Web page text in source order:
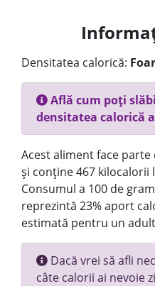
Densitatea calorică:
Află cum poți
densitatea calorică
Acest aliment face
și conține 467 kilocalorii
Consumul a 100 de
reprezintă 23% aport
estimată pentru un adult
Dacă vrei să afli
câte calorii ai nevoie